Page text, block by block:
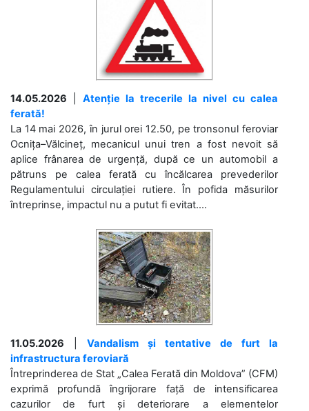
14.05.2026
Atenție la trecerile la nivel cu calea
ferată!
La 14 mai 2026, în jurul orei 12.50, pe tronsonul feroviar
Ocnița–Vălcineț, mecanicul unui tren a fost nevoit să
aplice frânarea de urgență, după ce un automobil a
pătruns pe calea ferată cu încălcarea prevederilor
Regulamentului circulației rutiere. În pofida măsurilor
întreprinse, impactul nu a putut fi evitat....
11.05.2026
Vandalism și tentative de furt la
infrastructura feroviară
Întreprinderea de Stat „Calea Ferată din Moldova” (CFM)
exprimă profundă îngrijorare față de intensificarea
cazurilor de furt și deteriorare a elementelor